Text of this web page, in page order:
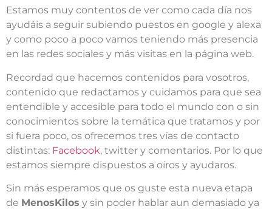
Estamos muy contentos de ver como cada día nos
ayudáis a seguir subiendo puestos en google y alexa
y como poco a poco vamos teniendo más presencia
en las redes sociales y más visitas en la página web.
Recordad que hacemos contenidos para vosotros,
contenido que redactamos y cuidamos para que sea
entendible y accesible para todo el mundo con o sin
conocimientos sobre la temática que tratamos y por
si fuera poco, os ofrecemos tres vías de contacto
distintas: Facebook, twitter y comentarios. Por lo que
estamos siempre dispuestos a oíros y ayudaros.
Sin más esperamos que os guste esta nueva etapa
de MenosKilos y sin poder hablar aun demasiado ya